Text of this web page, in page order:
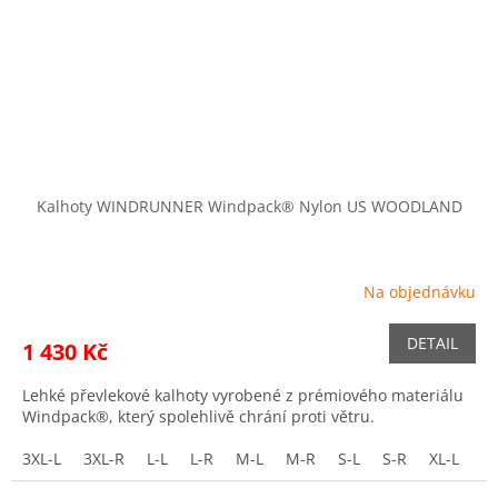
Kalhoty WINDRUNNER Windpack® Nylon US WOODLAND
Na objednávku
1 430 Kč DETAIL
Lehké převlekové kalhoty vyrobené z prémiového materiálu
Windpack®, který spolehlivě chrání proti větru.
3XL-L
3XL-R L-L L-R M-L M-R S-L S-R XL-L